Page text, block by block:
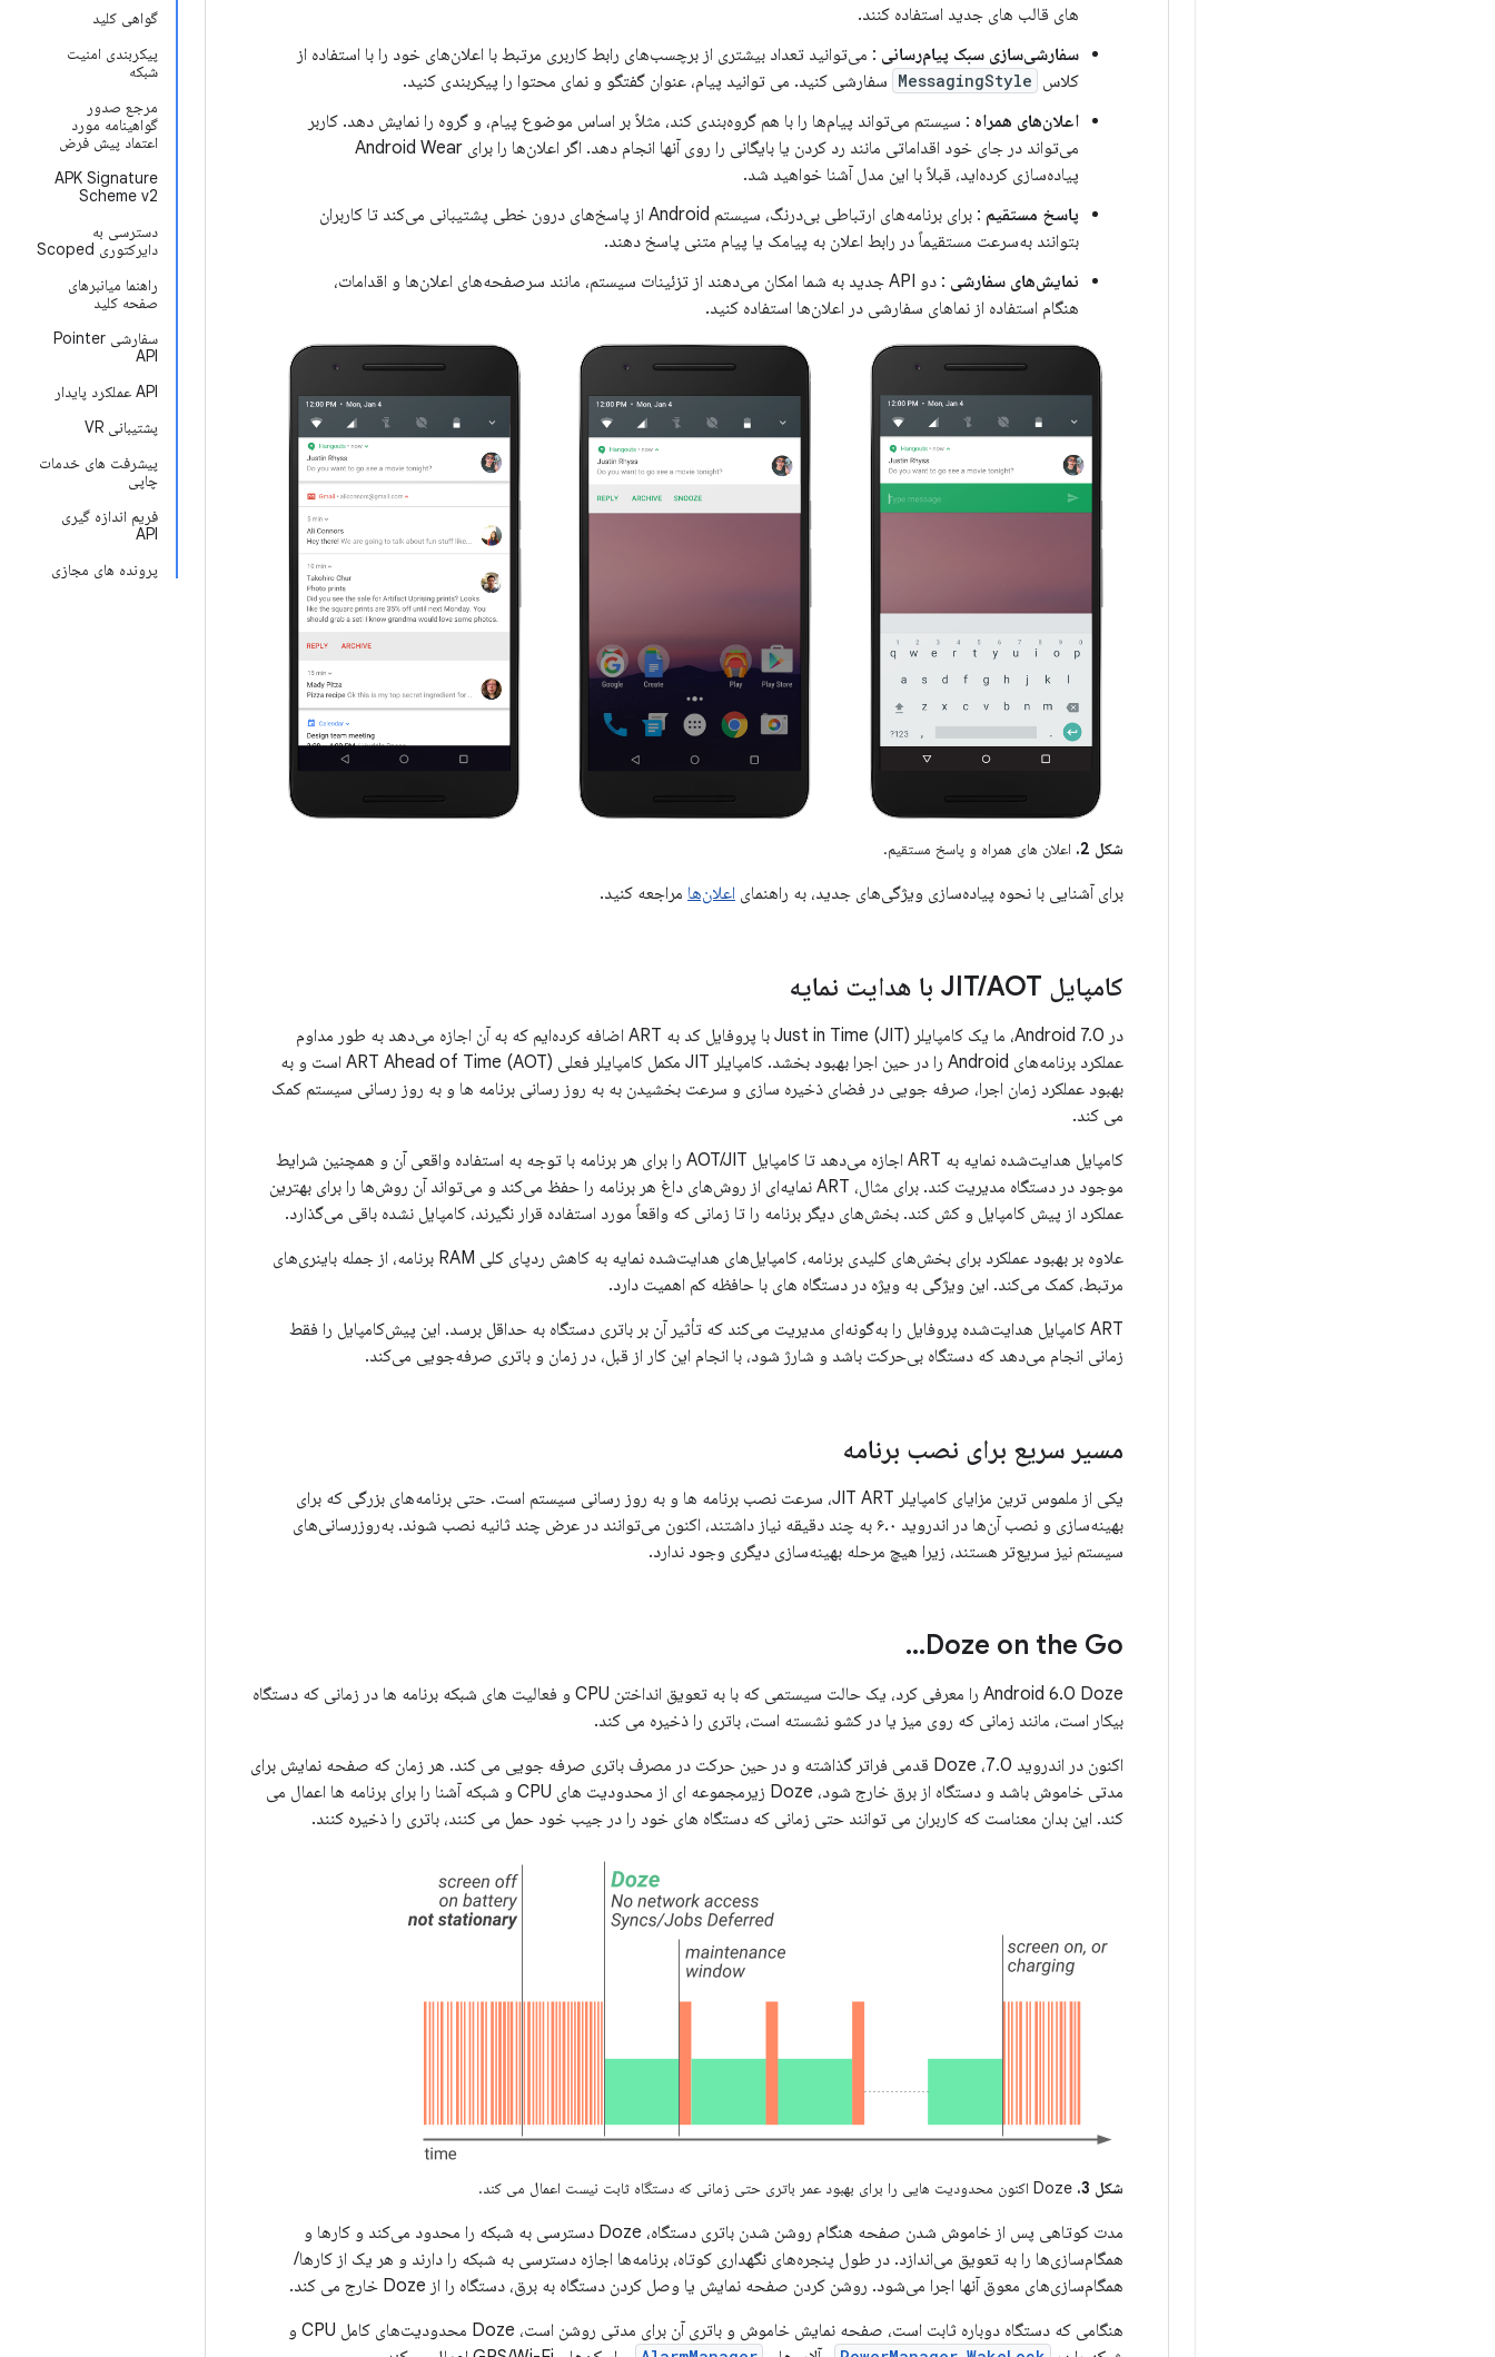
گواهی کلید
پیکربندی امنیت
شبکه
مرجع صدور
گواهینامه مورد
اعتماد پیش فرض
APK Signature
Scheme v2
دسترسی به
دایرکتوری Scoped
راهنما میانبرهای
صفحه کلید
سفارشی Pointer
API
API عملکرد پایدار
پشتیبانی VR
پیشرفت های خدمات
چاپی
فریم اندازه گیری
API
پرونده های مجازی
های قالب های جدید استفاده کنند.
سفارشی‌سازی سبک پیام‌رسانی : می‌توانید تعداد بیشتری از برچسب‌های رابط کاربری مرتبط با اعلان‌های خود را با استفاده از
کلاس MessagingStyle سفارشی کنید. می توانید پیام، عنوان گفتگو و نمای محتوا را پیکربندی کنید.
اعلان‌های همراه : سیستم می‌تواند پیام‌ها را با هم گروه‌بندی کند، مثلاً بر اساس موضوع پیام، و گروه را نمایش دهد. کاربر
می‌تواند در جای خود اقداماتی مانند رد کردن یا بایگانی را روی آنها انجام دهد. اگر اعلان‌ها را برای Android Wear
پیاده‌سازی کرده‌اید، قبلاً با این مدل آشنا خواهید شد.
پاسخ مستقیم
: برای برنامه‌های ارتباطی بی‌درنگ، سیستم Android از پاسخ‌های درون خطی پشتیبانی می‌کند تا کاربران
بتوانند به‌سرعت مستقیماً در رابط اعلان به پیامک یا پیام متنی پاسخ دهند.
نمایش‌های سفارشی
: دو API جدید به شما امکان می‌دهند از تزئینات سیستم، مانند سرصفحه‌های اعلان‌ها و اقدامات،
هنگام استفاده از نماهای سفارشی در اعلان‌ها استفاده کنید.
شکل 2. اعلان های همراه و پاسخ مستقیم.
برای آشنایی با نحوه پیاده‌سازی ویژگی‌های جدید، به راهنمای اعلان‌ها مراجعه کنید.
کامپایل JIT /AOT با هدایت نمایه
در Android 7.0، ما یک کامپایلر Just in Time (JIT) با پروفایل کد به ART اضافه کرده‌ایم که به آن اجازه می‌دهد به طور مداوم
عملکرد برنامه‌های Android را در حین اجرا بهبود بخشد. کامپایلر JIT مکمل کامپایلر فعلی ART Ahead of Time (AOT) است و به
بهبود عملکرد زمان اجرا، صرفه جویی در فضای ذخیره سازی و سرعت بخشیدن به به روز رسانی برنامه ها و به روز رسانی سیستم کمک
می کند.
کامپایل هدایت‌شده نمایه به ART اجازه می‌دهد تا کامپایل AOT/JIT را برای هر برنامه با توجه به استفاده واقعی آن و همچنین شرایط
موجود در دستگاه مدیریت کند. برای مثال، ART نمایه‌ای از روش‌های داغ هر برنامه را حفظ می‌کند و می‌تواند آن روش‌ها را برای بهترین
عملکرد از پیش کامپایل و کش کند. بخش‌های دیگر برنامه را تا زمانی که واقعاً مورد استفاده قرار نگیرند، کامپایل نشده باقی می‌گذارد.
علاوه بر بهبود عملکرد برای بخش‌های کلیدی برنامه، کامپایل‌های هدایت‌شده نمایه به کاهش ردپای کلی RAM برنامه، از جمله باینری‌های
مرتبط، کمک می‌کند. این ویژگی به ویژه در دستگاه های با حافظه کم اهمیت دارد.
ART کامپایل هدایت‌شده پروفایل را به‌گونه‌ای مدیریت می‌کند که تأثیر آن بر باتری دستگاه به حداقل برسد. این پیش‌کامپایل را فقط
زمانی انجام می‌دهد که دستگاه بی‌حرکت باشد و شارژ شود، با انجام این کار از قبل، در زمان و باتری صرفه‌جویی می‌کند.
مسیر سریع برای نصب برنامه
یکی از ملموس ترین مزایای کامپایلر JIT ART، سرعت نصب برنامه ها و به روز رسانی سیستم است. حتی برنامه‌های بزرگی که برای
بهینه‌سازی و نصب آن‌ها در اندروید ۶.۰ به چند دقیقه نیاز داشتند، اکنون می‌توانند در عرض چند ثانیه نصب شوند. به‌روزرسانی‌های
سیستم نیز سریع‌تر هستند، زیرا هیچ مرحله بهینه‌سازی دیگری وجود ندارد.
Doze on the Go
.
.
.
Android 6.0 Doze را معرفی کرد، یک حالت سیستمی که با به تعویق انداختن CPU و فعالیت های شبکه برنامه ها در زمانی که دستگاه
بیکار است، مانند زمانی که روی میز یا در کشو نشسته است، باتری را ذخیره می کند.
اکنون در اندروید 7.0، Doze قدمی فراتر گذاشته و در حین حرکت در مصرف باتری صرفه جویی می کند. هر زمان که صفحه نمایش برای
مدتی خاموش باشد و دستگاه از برق خارج شود، Doze زیرمجموعه ای از محدودیت های CPU و شبکه آشنا را برای برنامه ها اعمال می
کند. این بدان معناست که کاربران می توانند حتی زمانی که دستگاه های خود را در جیب خود حمل می کنند، باتری را ذخیره کنند.
شکل 3.
مدت کوتاهی پس از خاموش شدن صفحه هنگام روشن شدن باتری دستگاه، Doze دسترسی به شبکه را محدود می‌کند و کارها و
همگام‌سازی‌ها را به تعویق می‌اندازد. در طول پنجره‌های نگهداری کوتاه، برنامه‌ها اجازه دسترسی به شبکه را دارند و هر یک از کارها/
همگام‌سازی‌های معوق آنها اجرا می‌شود. روشن کردن صفحه نمایش یا وصل کردن دستگاه به برق، دستگاه را از Doze خارج می کند.
هنگامی که دستگاه دوباره ثابت است، صفحه نمایش خاموش و باتری آن برای مدتی روشن است، Doze محدودیت‌های کامل CPU و